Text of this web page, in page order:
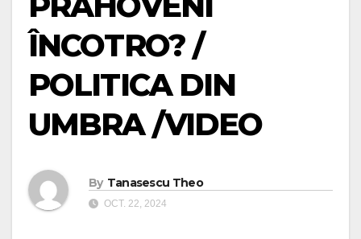
ÎNCOTRO? /
POLITICA DIN
UMBRA /VIDEO
By Tanasescu Theo
OCT. 22, 2024